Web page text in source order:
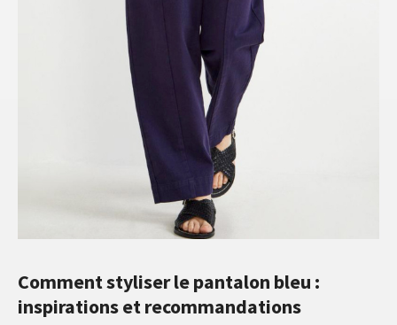
Comment styliser le pantalon bleu :
inspirations et recommandations